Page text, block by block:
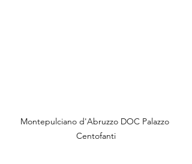
Montepulciano d'Abruzzo DOC Palazzo
Centofanti